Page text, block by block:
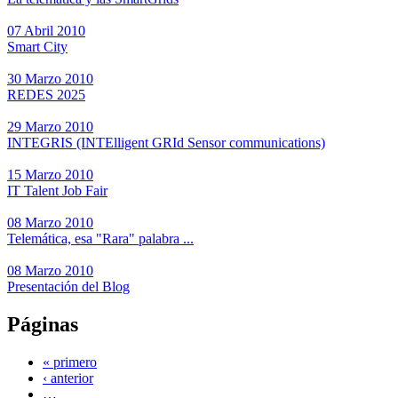
07 Abril 2010
Smart City
30 Marzo 2010
REDES 2025
29 Marzo 2010
INTEGRIS (INTElligent GRId Sensor communications)
15 Marzo 2010
IT Talent Job Fair
08 Marzo 2010
Telemática, esa "Rara" palabra ...
08 Marzo 2010
Presentación del Blog
Páginas
« primero
‹ anterior
…